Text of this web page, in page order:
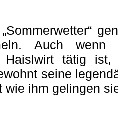
Auch
Haislwirt tätig
seine
wie ihm gelingen